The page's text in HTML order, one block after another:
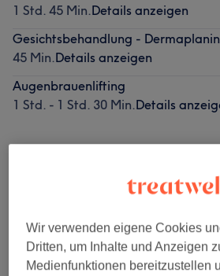
1 Std. 45 Min.Details anzeigen
Gesichtsbehandlung -
45 Min.Details anzeigen
Augenbrauenlifting
1 Std. - 1 Std. 30 Min.Details
Augenbrauen/
Kombipakete (3)
Wir verwenden eigene Cookies
Dritten, um Inhalte und Anzeigen
Medienfunktionen bereitzustellen